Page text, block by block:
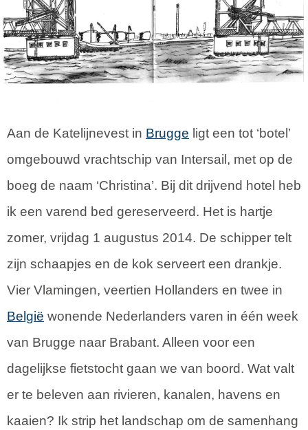
Aan de Katelijnevest in Brugge ligt een tot ‘botel’
omgebouwd vrachtschip van Intersail, met op de
boeg de naam ‘Christina’. Bij dit drijvend hotel heb
ik een varend bed gereserveerd. Het is hartje
zomer, vrijdag 1 augustus 2014. De schipper telt
zijn schaapjes en de kok serveert een drankje.
Vier Vlamingen, veertien Hollanders en twee in
België wonende Nederlanders varen in één week
van Brugge naar Brabant. Alleen voor een
dagelijkse fietstocht gaan we van boord. Wat valt
er te beleven aan rivieren, kanalen, havens en
kaaien? Ik strip het landschap om de samenhang